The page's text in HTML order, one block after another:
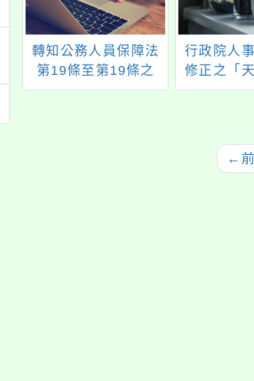
轉知公務人員保障法
第19條至第19條之
2、第21條、第102條
行政院人
修正之「
止上班及
Q&A」（
停止上班
Q&A（
←